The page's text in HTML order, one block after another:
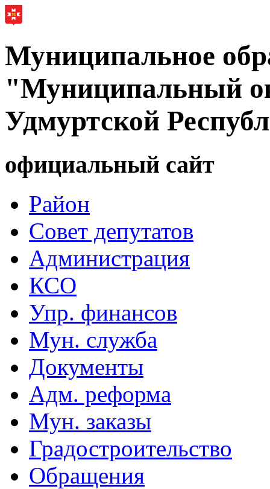
Муниципальное
"Муниципальный
Удмуртской
официальный сайт
Район
Совет депутатов
Администрация
КСО
Упр. финансов
Мун. служба
Документы
Адм. реформа
Мун. заказы
Градостроительство
Обращения